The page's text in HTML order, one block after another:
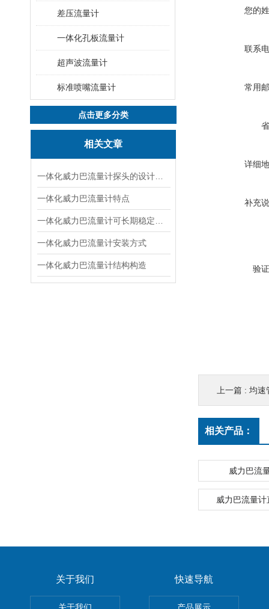
差压流量计
一体化孔板流量计
超声波流量计
标准喷嘴流量计
点击更多分类
相关文章
一体化威力巴流量计特点
一体化威力巴流量计安装方式
一体化威力巴流量计结构构造
您的
联系
常用
详细
补充
验
上一篇 : 均速
相关产品：
威力巴流
威力巴流量
关于我们 快速导航